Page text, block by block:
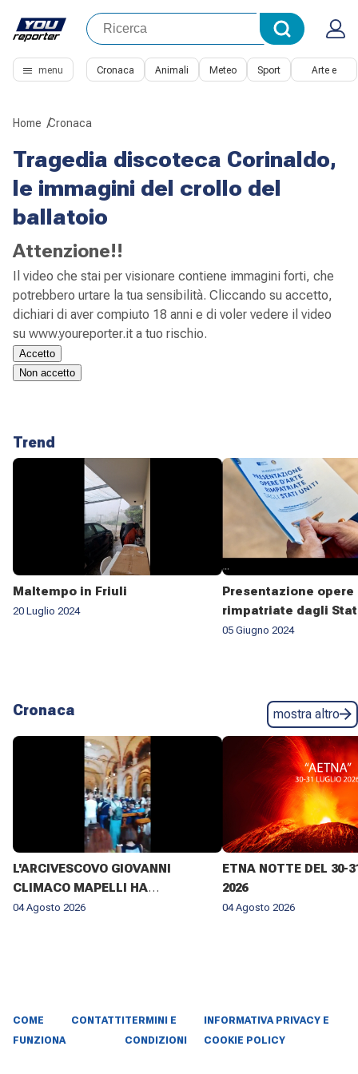
menu Cronaca Animali Meteo Sport Arte e
Home Cronaca
Tragedia discoteca Corinaldo,
le immagini del crollo del
ballatoio
Attenzione!!
Il video che stai per visionare contiene immagini forti, che
potrebbero urtare la tua sensibilità. Cliccando su accetto,
dichiari di aver compiuto 18 anni e di voler vedere il video
su www.youreporter.it a tuo rischio.
Accetto
Non accetto
Trend
Maltempo in Friuli
20 Luglio 2024
Presentazione opere
rimpatriate dagli
05 Giugno 2024
Cronaca mostra altro
L'ARCIVESCOVO GIOVANNI
CLIMACO MAPELLI HA
PRESENZIATO AL FUNERALE DI
04 Agosto 2026
ETNA NOTTE DEL 30-
2026
04 Agosto 2026
COME
FUNZIONA
CONTATTI TERMINI E
CONDIZIONI
INFORMATIVA PRIVACY E
COOKIE POLICY